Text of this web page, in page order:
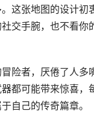
这张地图的设计
交手腕，也不看
险者，厌倦了人
都可能带来惊喜
自己的传奇篇章。